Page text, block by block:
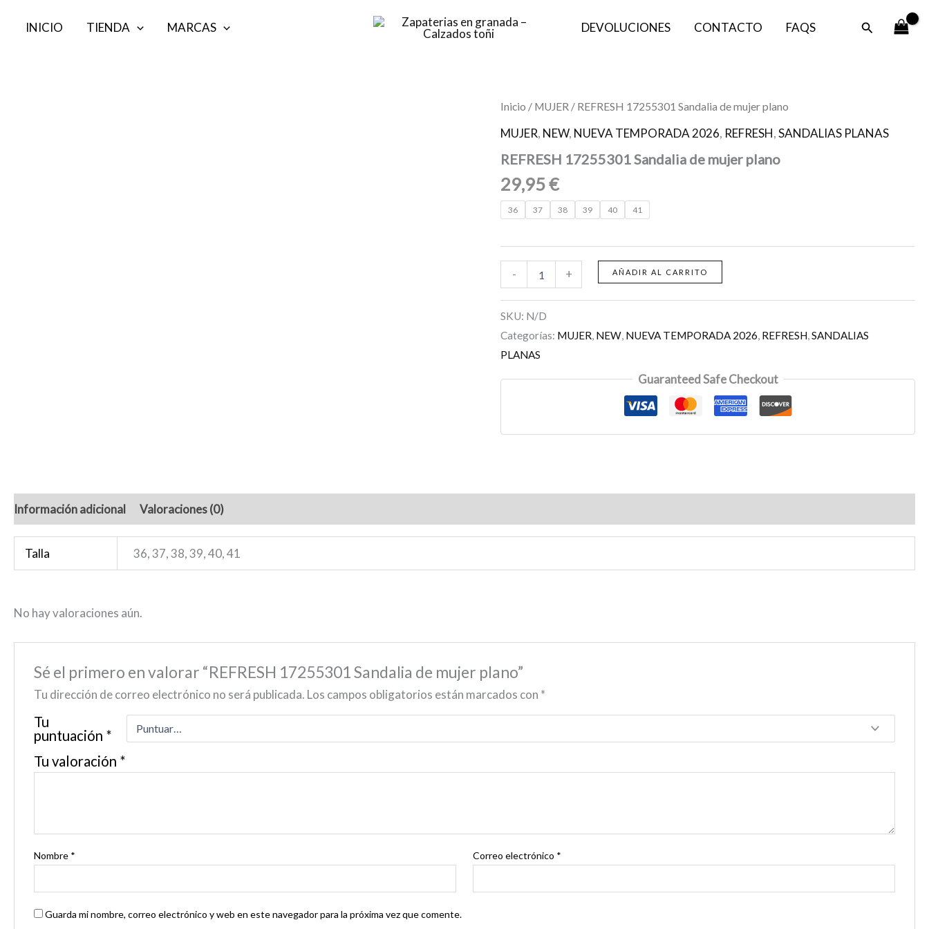
INICIO TIENDA MARCAS DEVOLUCIONES CONTACTO FAQS Buscar
Inicio / MUJER / REFRESH 17255301 Sandalia de mujer plano
MUJER, NEW, NUEVA TEMPORADA 2026, REFRESH,SANDALIAS PLANAS
REFRESH 17255301 Sandalia de mujer plano
29,95€
36 37 38 39 40 41
-
REFRESH
Sandalia
mujer
cantidad
+ AÑADIR AL CARRITO
SKU: N/D
Categorías: MUJER, NEW, NUEVA TEMPORADA 2026, REFRESH,SANDALIAS
PLANAS
Guaranteed Safe Checkout
Información adicional Valoraciones (0)
Talla 36, 37, 38, 39, 40, 41
No hay valoraciones aún.
Sé el primero en valorar “REFRESH 17255301 Sandalia de mujer plano”
Tu dirección de correo electrónico no será publicada. Los campos obligatorios están marcados con *
Tu
puntuación *
Tu valoración *
Nombre * Correo electrónico *
Guarda mi nombre, correo electrónico y web en este navegador para la próxima vez que comente.